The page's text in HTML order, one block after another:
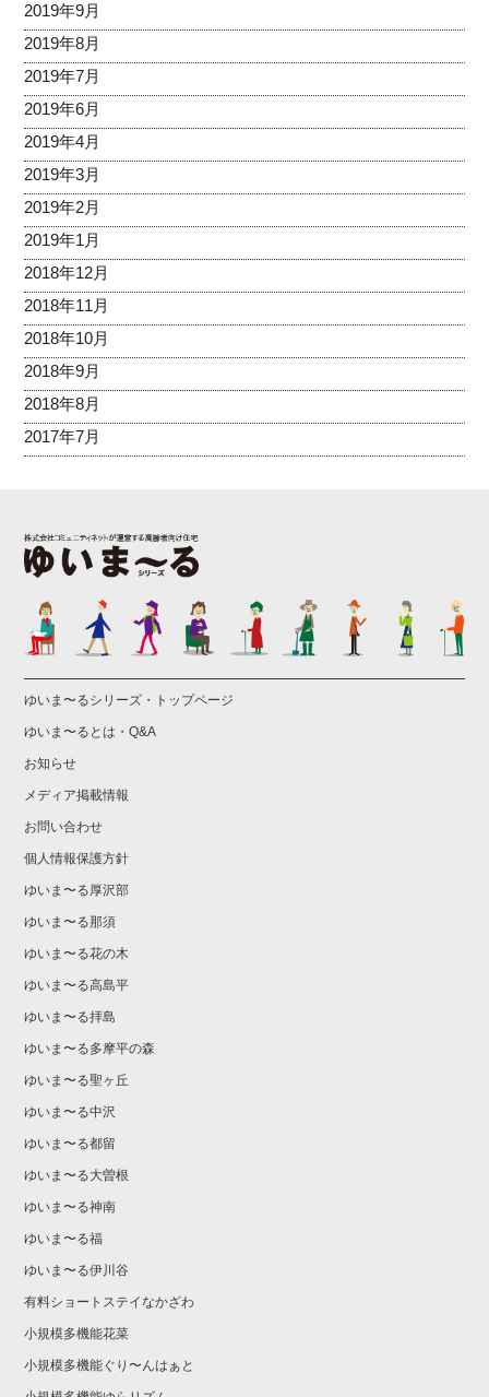
2019年9月
2019年8月
2019年7月
2019年6月
2019年4月
2019年3月
2019年2月
2019年1月
2018年12月
2018年11月
2018年10月
2018年9月
2018年8月
2017年7月
ゆいま〜るシリーズ・トップページ
ゆいま〜るとは・Q&A
お知らせ
メディア掲載情報
お問い合わせ
個人情報保護方針
ゆいま〜る厚沢部
ゆいま〜る那須
ゆいま〜る花の木
ゆいま〜る高島平
ゆいま〜る拝島
ゆいま〜る多摩平の森
ゆいま〜る聖ヶ丘
ゆいま〜る中沢
ゆいま〜る都留
ゆいま〜る大曽根
ゆいま〜る神南
ゆいま〜る福
ゆいま〜る伊川谷
有料ショートステイなかざわ
小規模多機能花菜
小規模多機能ぐり〜んはぁと